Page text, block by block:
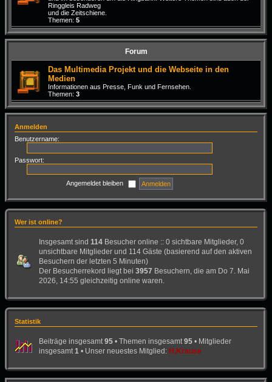
Ringgleis Radweg
und die Zeitschiene.
Themen: 5
Forum
Das Multimedia Projekt und die Webseite in den
Medien
Informationen aus Presse, Funk und Fernsehen.
Themen: 3
Anmelden
Benutzername:
Passwort:
Angemeldet bleiben
Wer ist online?
Insgesamt sind 114 Besucher online :: 0 sichtbare Mitglieder, 0
unsichtbare Mitglieder und 114 Gäste (basierend auf den aktiven
Besuchern der letzten 5 Minuten)
Der Besucherrekord liegt bei 3957 Besuchern, die am Do 7. Mai
2026, 14:55 gleichzeitig online waren.
Statistik
Beiträge insgesamt 95 • Themen insgesamt 95 • Mitglieder
insgesamt 1 • Unser neuestes Mitglied: H.Krause